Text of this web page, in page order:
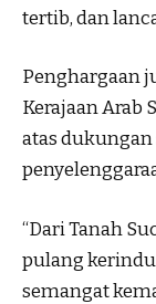
tertib, dan
Penghargaan
Kerajaan Arab
atas dukungan
“Dari Tanah
pulang
semangat